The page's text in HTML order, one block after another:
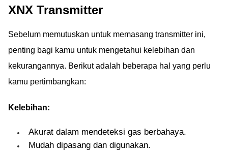
XNX Transmitter
Sebelum memutuskan untuk memasang transmitter ini,
penting bagi kamu untuk mengetahui kelebihan dan
kekurangannya. Berikut adalah beberapa hal yang perlu
kamu pertimbangkan:
Kelebihan:
Akurat dalam mendeteksi gas berbahaya.
Mudah dipasang dan digunakan.